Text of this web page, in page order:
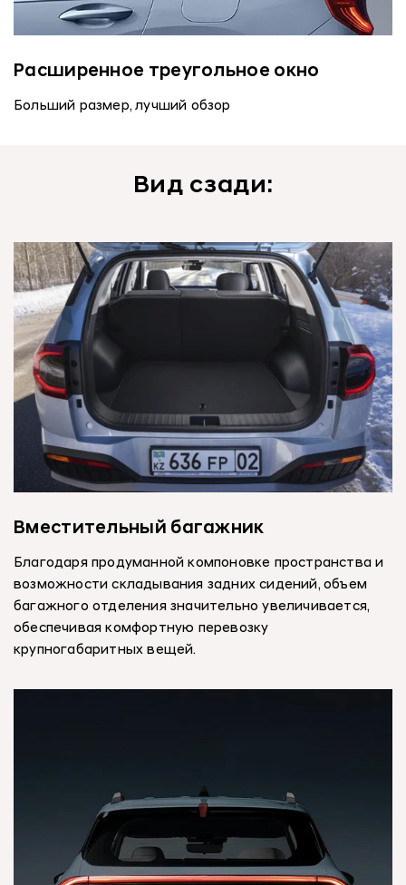
Расширенное треугольное окно
Больший размер, лучший обзор
Вид сзади:
Вместительный багажник
Благодаря продуманной компоновке пространства и
возможности складывания задних сидений, объем
багажного отделения значительно увеличивается,
обеспечивая комфортную перевозку
крупногабаритных вещей.